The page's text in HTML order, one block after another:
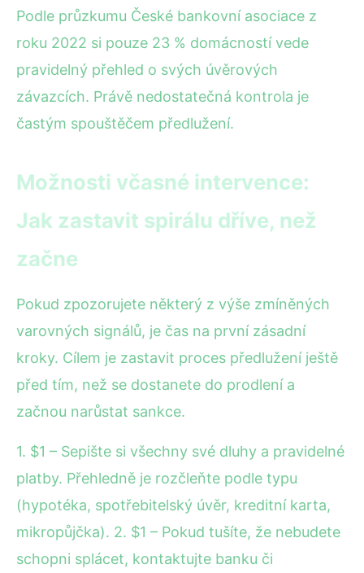
Podle průzkumu České bankovní asociace z
roku 2022 si pouze 23 % domácností vede
pravidelný přehled o svých úvěrových
závazcích. Právě nedostatečná kontrola je
častým spouštěčem předlužení.
Možnosti včasné intervence:
Jak zastavit spirálu dříve, než
začne
Pokud zpozorujete některý z výše zmíněných
varovných signálů, je čas na první zásadní
kroky. Cílem je zastavit proces předlužení ještě
před tím, než se dostanete do prodlení a
začnou narůstat sankce.
1. $1 – Sepište si všechny své dluhy a pravidelné
platby. Přehledně je rozčleňte podle typu
(hypotéka, spotřebitelský úvěr, kreditní karta,
mikropůjčka). 2. $1 – Pokud tušíte, že nebudete
schopni splácet, kontaktujte banku či